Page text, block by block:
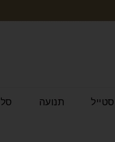
סטייל תנועה